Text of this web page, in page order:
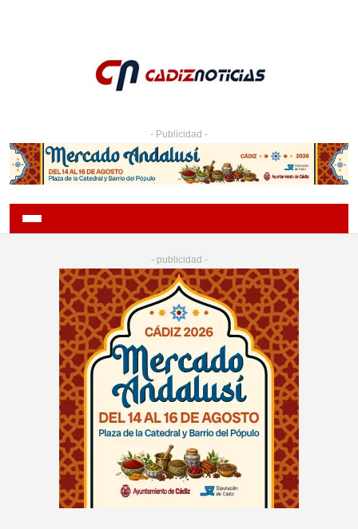
- Publicidad -
- publicidad -